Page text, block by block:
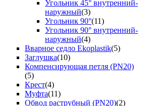
Угольник 45° внутренний-
наружный(3)
Угольник 90°(11)
Угольник 90° внутренний-
наружный(4)
Вварное седло Ekoplastik(5)
Заглушка(10)
Компенсирующая петля (PN20)
(5)
Крест(4)
Муфта(11)
Обвод раструбный (PN20)(2)